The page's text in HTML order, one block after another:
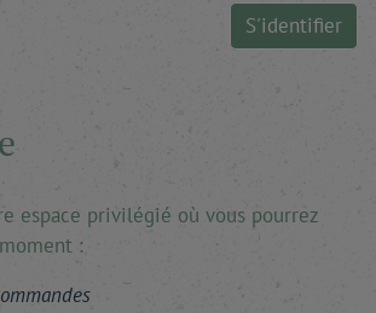
S'identifier
espace privilégié où vous pourrez
: